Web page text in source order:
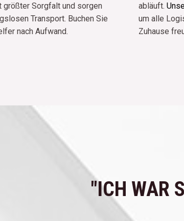
größter Sorgfalt und sorgen
Transport. Buchen Sie
nach Aufwand.
abläuft.
um alle
Zuhause
"ICH WAR